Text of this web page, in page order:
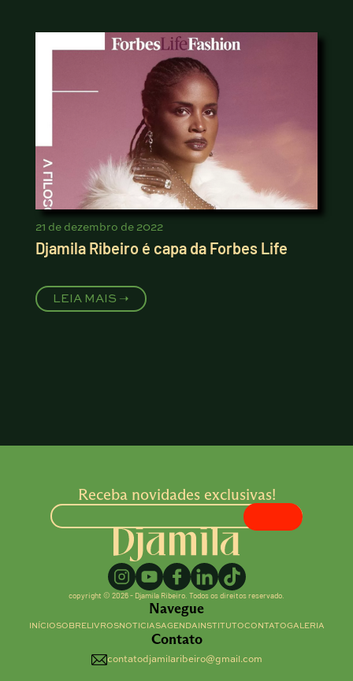
21 de dezembro de 2022
Djamila Ribeiro é capa da Forbes Life
LEIA MAIS ➝
Receba novidades exclusivas!
copyright © 2026 - Djamila Ribeiro. Todos os direitos reservado.
Navegue
INÍCIOSOBRELIVROSNOTICIASAGENDA INSTITUTOCONTATOGALERIA
Contato
contatodjamilaribeiro@gmail.com